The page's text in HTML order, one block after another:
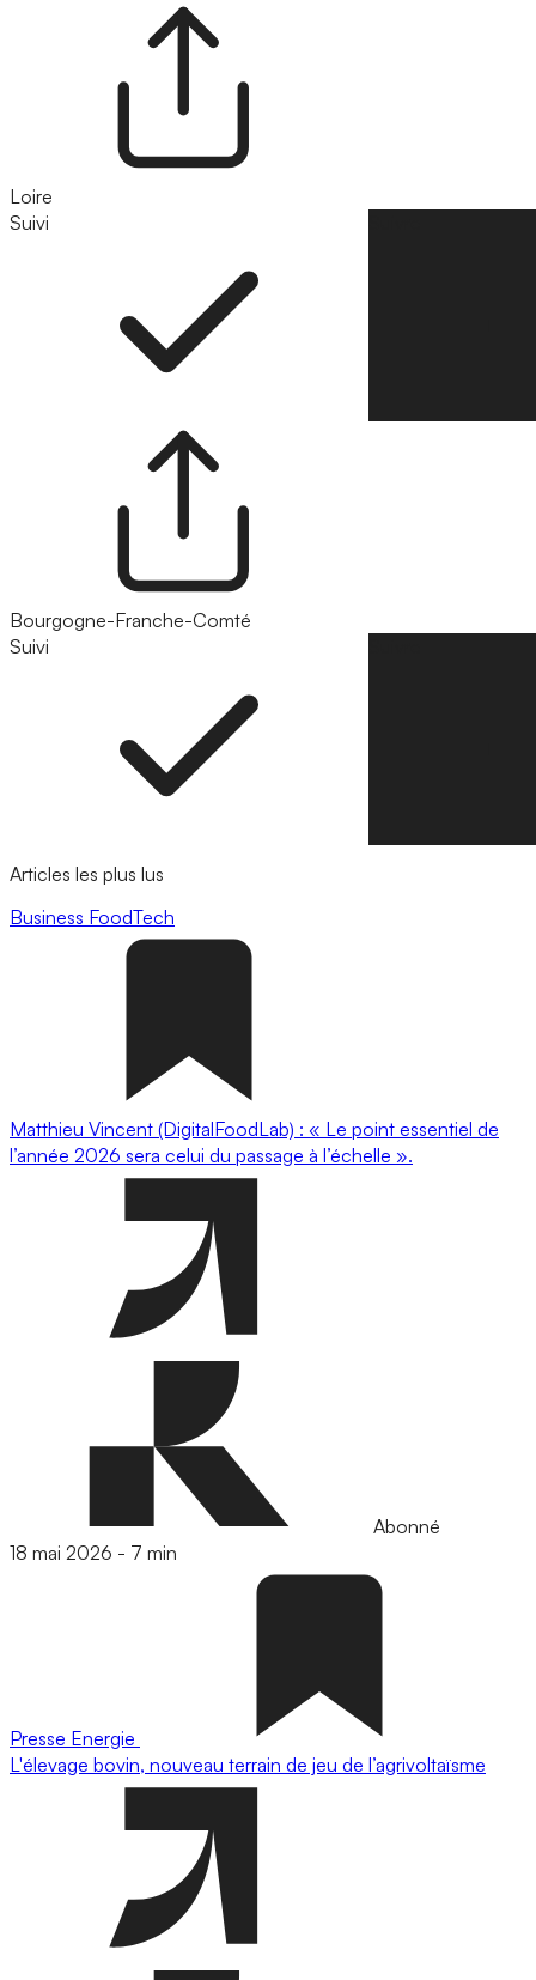
Loire
Suivi
Bourgogne-Franche-Comté
Suivi
Articles les plus lus
Business FoodTech
Matthieu Vincent (DigitalFoodLab) : « Le point essentiel de
l’année 2026 sera celui du passage à l’échelle ».
Abonné
18 mai 2026 - 7 min
Presse Energie
L'élevage bovin, nouveau terrain de jeu de l’agrivoltaïsme